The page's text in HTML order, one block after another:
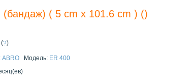
(бандаж) ( 5 cm х 101.6 cm ) ()
(?)
ABRO Модель: ER 400